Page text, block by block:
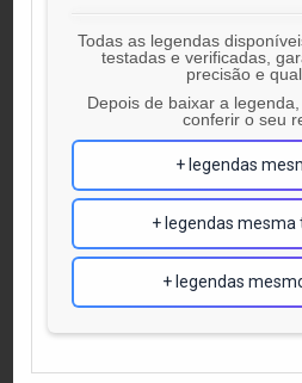
Todas as legendas
testadas e verificadas,
precisão e
Depois de baixar a
conferir o seu
+ legendas
+ legendas mesma
+ legendas